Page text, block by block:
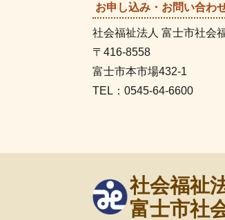
お申し込み・お問い合わ
社会福祉法人 富士市社会
〒416-8558
富士市本市場432-1
TEL：0545-64-6600
社会福祉
富士市社